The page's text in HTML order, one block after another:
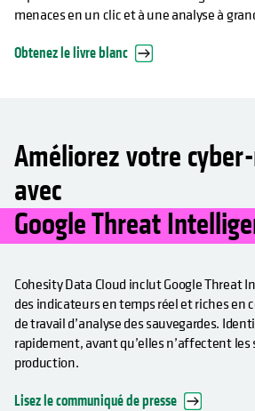
menaces en un clic et à une analyse à
Obtenez le livre blanc
Améliorez votre
avec
Google Threat
Cohesity Data Cloud inclut Google Threat
des indicateurs en temps réel et riches en
de travail d’analyse des sauvegardes.
rapidement, avant qu’elles n’affectent les
production.
Lisez le communiqué de presse